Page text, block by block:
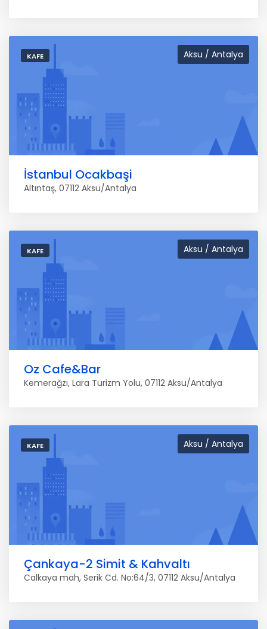
Aksu / Antalya
KAFE
İstanbul Ocakbaşi
Altıntaş, 07112 Aksu/Antalya
Aksu / Antalya
KAFE
Oz Cafe&Bar
Kemerağzı, Lara Turizm Yolu, 07112 Aksu/Antalya
Aksu / Antalya
KAFE
Çankaya-2 Simit & Kahvaltı
Calkaya mah, Serik Cd. No:64/3, 07112 Aksu/Antalya